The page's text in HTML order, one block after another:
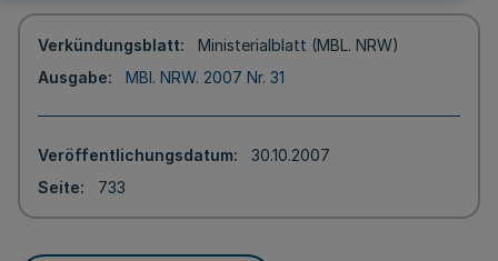
Verkündungsblatt
Ministerialblatt (MBL. NRW)
Ausgabe
MBl. NRW. 2007 Nr. 31
Veröffentlichungsdatum
30.10.2007
Seite
733